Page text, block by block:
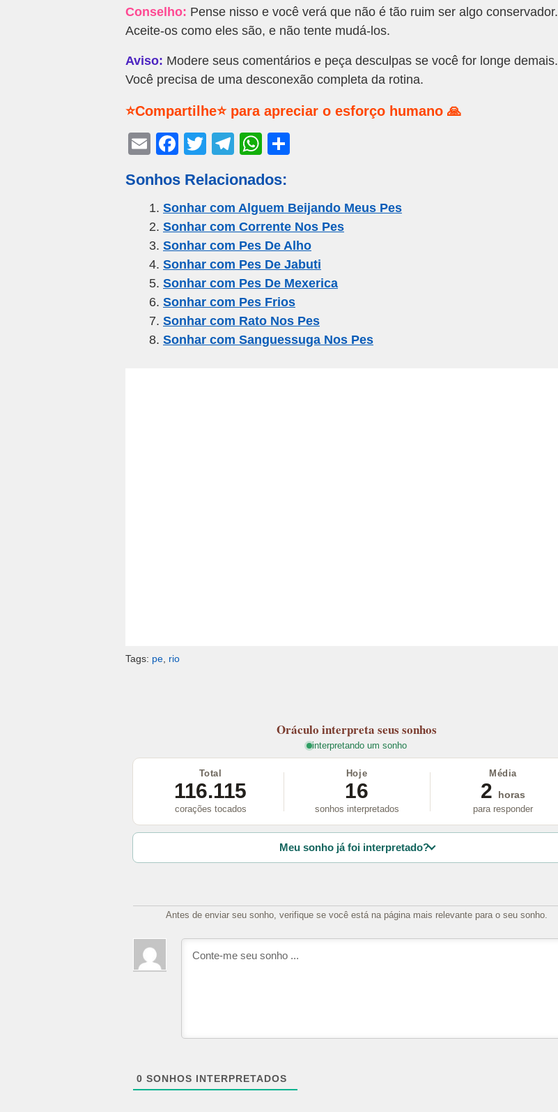
Conselho: Pense nisso e você verá que não é tão ruim ser algo conservador.
Aceite-os como eles são, e não tente mudá-los.
Aviso: Modere seus comentários e peça desculpas se você for longe demais.
Você precisa de uma desconexão completa da rotina.
⭐Compartilhe⭐ para apreciar o esforço humano 🙏
E
ail
F
c
e
b
o
o
k
T
tt
er
T
e
gr
a
m
W
at
s
A
p
p
e
Sonhos Relacionados:
Sonhar com Alguem Beijando Meus Pes
Sonhar com Corrente Nos Pes
Sonhar com Pes De Alho
Sonhar com Pes De Jabuti
Sonhar com Pes De Mexerica
Sonhar com Pes Frios
Sonhar com Rato Nos Pes
Sonhar com Sanguessuga Nos Pes
Tags: pe rio
Oráculo interpreta seus sonhos
interpretando um sonho
Total
116.115
corações tocados
Hoje
16
sonhos interpretados
Média
2
horas
para responder
Meu sonho já foi interpretado?
Antes de enviar seu sonho, verifique se você está na página mais relevante para o seu sonho.
0 SONHOS INTERPRETADOS